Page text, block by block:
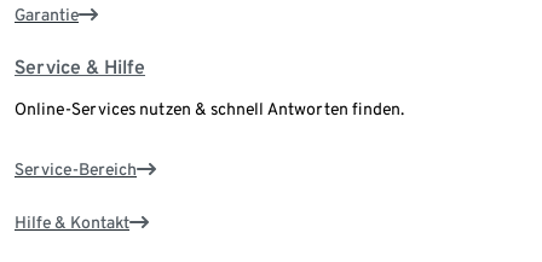
Garantie
Service & Hilfe
Online-Services nutzen & schnell Antworten finden.
Service-Bereich
Hilfe & Kontakt